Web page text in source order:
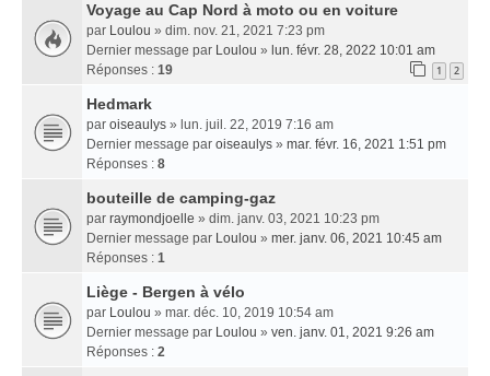
Voyage au Cap Nord à moto ou en voiture
par Loulou » dim. nov. 21, 2021 7:23 pm
Dernier message par Loulou » lun. févr. 28, 2022 10:01 am
Réponses : 19 1 2
Hedmark
par oiseaulys » lun. juil. 22, 2019 7:16 am
Dernier message par oiseaulys » mar. févr. 16, 2021 1:51 pm
Réponses : 8
bouteille de camping-gaz
par raymondjoelle » dim. janv. 03, 2021 10:23 pm
Dernier message par Loulou » mer. janv. 06, 2021 10:45 am
Réponses : 1
Liège - Bergen à vélo
par Loulou » mar. déc. 10, 2019 10:54 am
Dernier message par Loulou » ven. janv. 01, 2021 9:26 am
Réponses : 2